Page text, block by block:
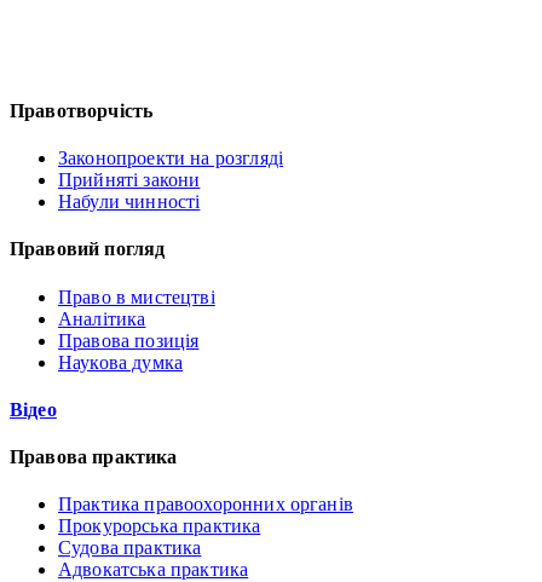
Правотворчість
Законопроекти на розгляді
Прийняті закони
Набули чинності
Правовий погляд
Право в мистецтві
Аналітика
Правова позиція
Наукова думка
Відео
Правова практика
Практика правоохоронних органів
Прокурорська практика
Судова практика
Адвокатська практика